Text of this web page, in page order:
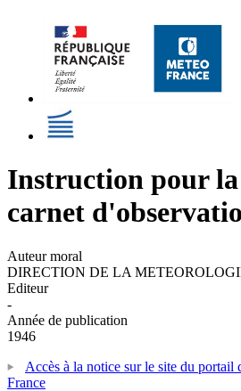
Instruction pour
carnet
Auteur moral
DIRECTION DE LA
Editeur
-
Année de publication
1946
Accès à la notice sur le site du portail
France